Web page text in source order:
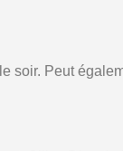
soir. Peut